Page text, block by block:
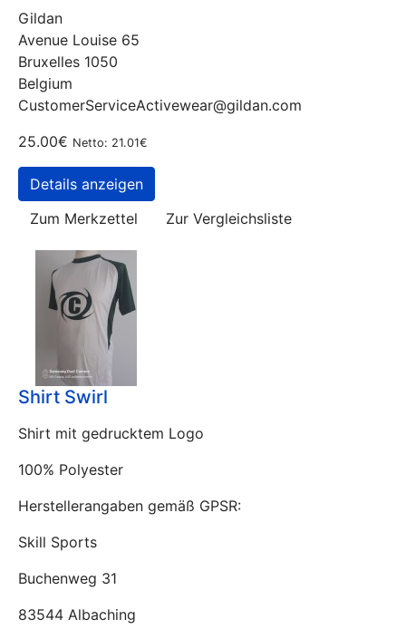
Gildan
Avenue Louise 65
Bruxelles 1050
Belgium
CustomerServiceActivewear@gildan.com
25.00€ Netto: 21.01€
Details anzeigen
Zum Merkzettel
Zur Vergleichsliste
Shirt Swirl
Shirt mit gedrucktem Logo
100% Polyester
Herstellerangaben gemäß GPSR:
Skill Sports
Buchenweg 31
83544 Albaching